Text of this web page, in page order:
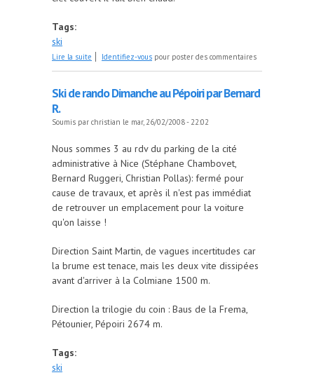
Tags:
ski
Lire la suite de Cr cime de juisses 1 mars 2008
Identifiez-vous pour poster des commentaires
Ski de rando Dimanche au Pépoiri par Bernard
R.
Soumis par christian le mar, 26/02/2008 - 22:02
Nous sommes 3 au rdv du parking de la cité
administrative à Nice (Stéphane Chambovet,
Bernard Ruggeri, Christian Pollas): fermé pour
cause de travaux, et après il n'est pas immédiat
de retrouver un emplacement pour la voiture
qu'on laisse !
Direction Saint Martin, de vagues incertitudes car
la brume est tenace, mais les deux vite dissipées
avant d'arriver à la Colmiane 1500 m.
Direction la trilogie du coin : Baus de la Frema,
Pétounier, Pépoiri 2674 m.
Tags:
ski